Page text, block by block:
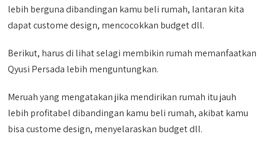
lebih berguna dibandingan kamu beli rumah, lantaran kita
dapat custome design, mencocokkan budget dll.
Berikut, harus di lihat selagi membikin rumah memanfaatkan
Qyusi Persada lebih menguntungkan.
Meruah yang mengatakan jika mendirikan rumah itu jauh
lebih profitabel dibandingan kamu beli rumah, akibat kamu
bisa custome design, menyelaraskan budget dll.